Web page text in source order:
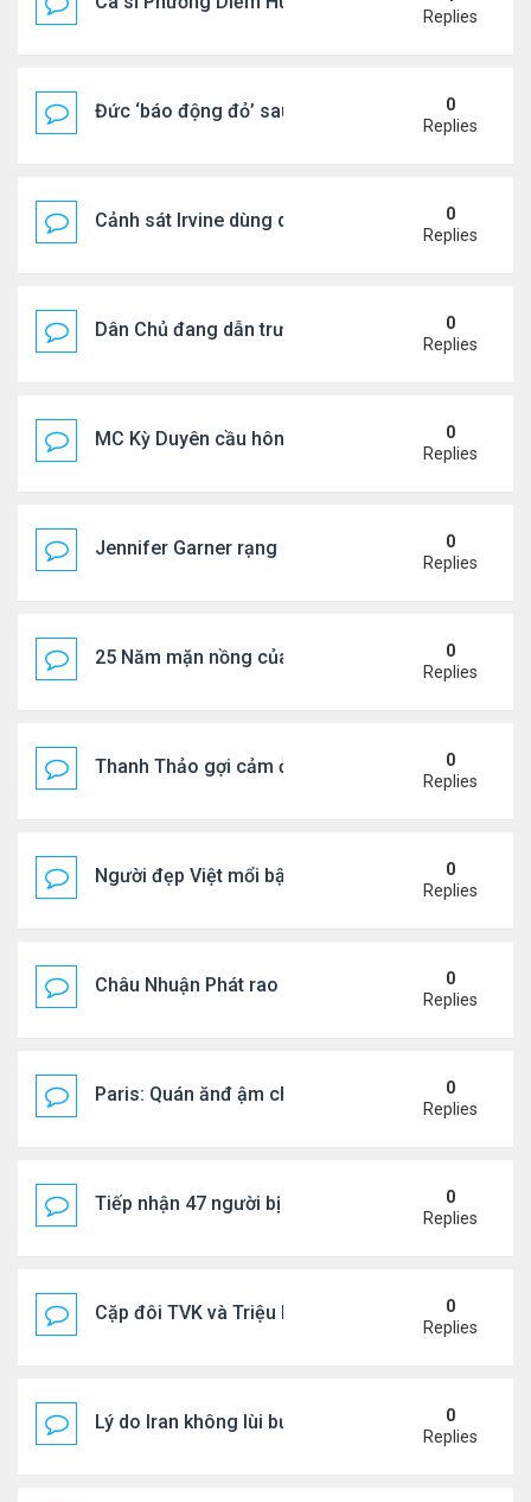
Replies
Đức ‘báo động đỏ’ sau vụ phát hiện UAV mang
0
Replies
Cảnh sát Irvine dùng drone bắt kẻ trộm trong
0
Replies
Dân Chủ đang dẫn trước Cộng Hòa trong các
0
Replies
MC Kỳ Duyên cầu hôn lại chồng cũ
0
Replies
Jennifer Garner rạng rỡ bên bạn trai kém 6 tuổi
0
Replies
25 Năm mặn nồng của 'Điệp viên 007'
0
Replies
Thanh Thảo gợi cảm ở tuổi 49
0
Replies
Người đẹp Việt mổi bật giữa dàn sao châu Á
0
Replies
Châu Nhuận Phát rao bán tài sản
0
Replies
Paris: Quán ănđ ậm chất Việt đông kín khách chờ
0
Replies
Tiếp nhận 47 người bị Mỹ trục xuất, Công an
0
Replies
Cặp đôi TVK và Triệu Mẫn được yêu thích nhất
0
Replies
Lý do Iran không lùi bước trước lời đe dọa của
0
Replies